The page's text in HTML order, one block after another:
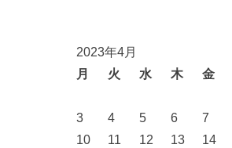
2023年4月
月
火 水 木 金
3
4 5 6 7
10
11 12 13 14